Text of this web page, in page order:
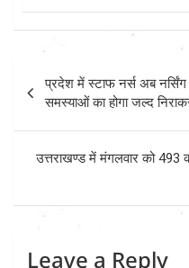
navigation
प्रदेश में स्टाफ नर्स अब नर्सिंग
समस्याओं का होगा जल्द
उत्तराखण्ड में मंगलवार को 493
Leave a Reply